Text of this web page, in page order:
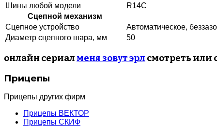
Шины любой модели
R14C
Сцепной механизм
Сцепное устройство
Автоматическое,
Диаметр сцепного шара, мм
50
онлайн сериал меня зовут эрл смотреть или
Прицепы
Прицепы других фирм
Прицепы ВЕКТОР
Прицепы СКИФ